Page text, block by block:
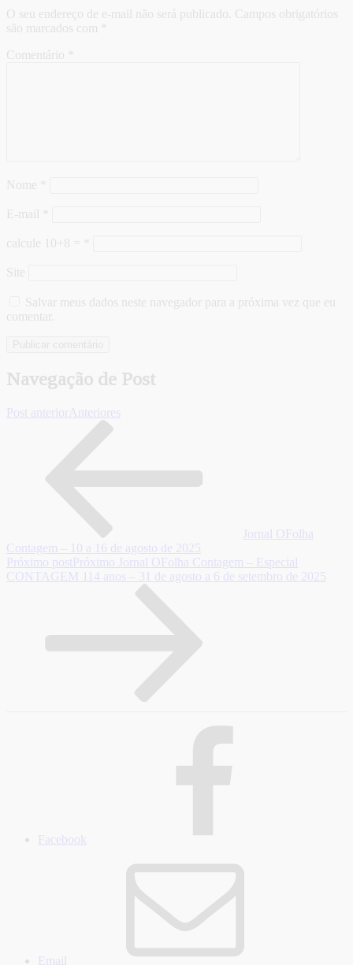
O seu endereço de e-mail não será publicado. Campos obrigatórios
são marcados com
Comentário
Nome
E-mail
calcule 10+8 =
Site
Salvar meus dados neste navegador para a próxima vez que eu
comentar.
Navegação de Post
Post anterior Anteriores
Jornal OFolha
Contagem – 10 a 16 de agosto de 2025
Próximo post Próximo
Jornal OFolha Contagem – Especial
CONTAGEM 114 anos – 31 de agosto a 6 de setembro de 2025
Facebook
Email